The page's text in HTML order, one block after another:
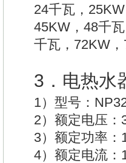
24千瓦， 25KW
45KW ， 48千
千瓦， 72KW ，
3 ．电热
1）型号：
2）额定电压：
3）额定功率：
4）额定电流：